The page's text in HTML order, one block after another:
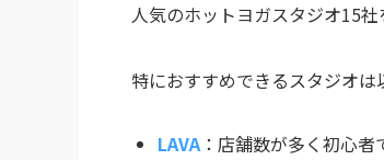
人気のホットヨガスタジオ15
特におすすめできるスタジオは
LAVA：店舗数が多く初心者